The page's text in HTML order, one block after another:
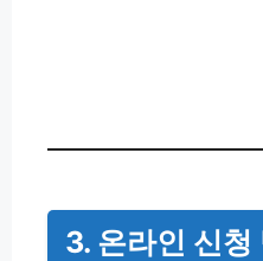
3. 온라인 신청